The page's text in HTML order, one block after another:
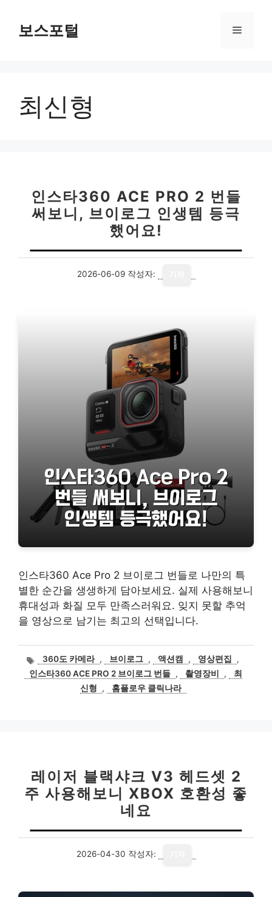
보스포털 메
최신형
인스타360 ACE PRO 2 번들
써보니, 브이로그 인생템 등극
했어요!
2026-06-09 작성자:
인스타360 Ace Pro 2 브이로그 번들로 나만의 특
별한 순간을 생생하게 담아보세요. 실제 사용해보니
휴대성과 화질 모두 만족스러워요. 잊지 못할 추억
을 영상으로 남기는 최고의 선택입니다.
태
그
360도 카메라 , 브이로그 , 액션캠 , 영상편집
,
인스타360 ACE PRO 2 브이로그 번들 , 촬영장비 ,
최
신형
, 홈플로우 클릭나라
레이저 블랙샤크 V3 헤드셋 2
주 사용해보니 XBOX 호환성 좋
네요
2026-04-30 작성자: